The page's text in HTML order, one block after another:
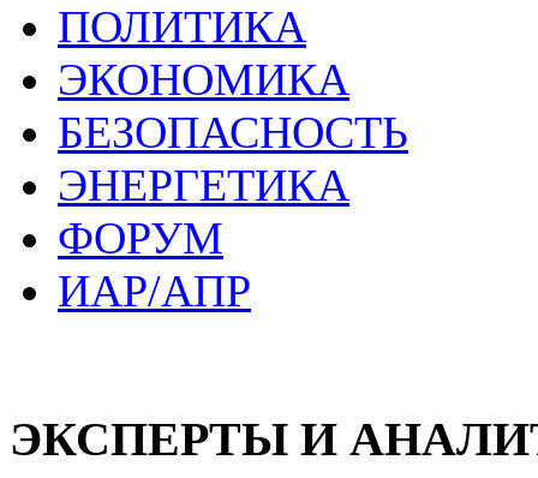
ПОЛИТИКА
ЭКОНОМИКА
БЕЗОПАСНОСТЬ
ЭНЕРГЕТИКА
ФОРУМ
ИАР/АПР
ЭКСПЕРТЫ И